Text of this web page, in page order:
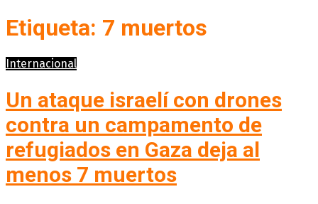
Etiqueta: 7 muertos
Internacional
Un ataque israelí con drones
contra un campamento de
refugiados en Gaza deja al
menos 7 muertos